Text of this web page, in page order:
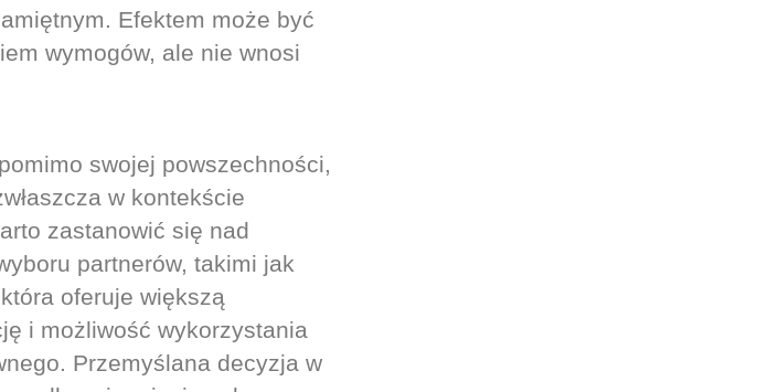
Efektem może być
wymogów, ale nie wnosi
swojej powszechności,
w kontekście
zastanowić się nad
partnerów, takimi jak
oferuje większą
i możliwość wykorzystania
Przemyślana decyzja w